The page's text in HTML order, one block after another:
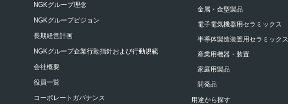
NGKグループ理念
NGKグループビジョン
長期経営計画
NGKグループ企業行動指針および行動規範
会社概要
役員一覧
コーポレートガバナンス
金属・金型製品
電子電気機器用セラミックス
半導体製造装置用セラミックス
産業用機器・装置
家庭用製品
開発品
用途から探す